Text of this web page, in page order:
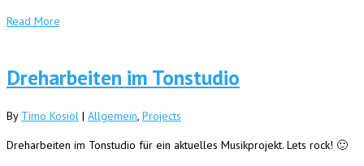
Read More
Dreharbeiten im Tonstudio
By Timo Kosiol | Allgemein, Projects
Dreharbeiten im Tonstudio für ein aktuelles Musikprojekt. Lets rock! 🙂